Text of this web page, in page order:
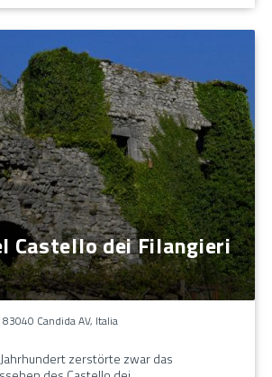
Castello dei Filangieri
Candida AV, Italia
zerstörte zwar das